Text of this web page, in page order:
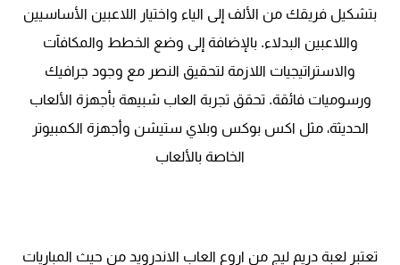
بتشكيل فريقك من الألف إلى الياء واختيار اللاعبين الأساسيين
واللاعبين البدلاء. بالإضافة إلى وضع الخطط والمكافآت
والاستراتيجيات اللازمة لتحقيق النصر مع وجود جرافيك
ورسوميات فائقة. تحقق تجربة العاب شبيهة بأجهزة الألعاب
الحديثة، مثل اكس بوكس وبلاي ستيشن وأجهزة الكمبيوتر
الخاصة بالألعاب
تعتبر لعبة دريم ليج من اروع العاب الاندرويد من حيث المباريات